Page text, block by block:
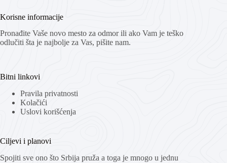
Korisne informacije
Pronađite Vaše novo mesto za odmor ili ako Vam je teško
odlučiti šta je najbolje za Vas, pišite nam.
Bitni linkovi
Pravila privatnosti
Kolačići
Uslovi korišćenja
Ciljevi i planovi
Spojiti sve ono što Srbija pruža a toga je mnogo u jednu